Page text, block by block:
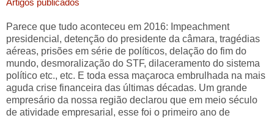
Parece que tudo aconteceu em 2016: Impeachment
presidencial, detenção do presidente da câmara, tragédias
aéreas, prisões em série de políticos, delação do fim do
mundo, desmoralização do STF, dilaceramento do sistema
político etc., etc. E toda essa maçaroca embrulhada na mais
aguda crise financeira das últimas décadas. Um grande
empresário da nossa região declarou que em meio século
de atividade empresarial, esse foi o primeiro ano de